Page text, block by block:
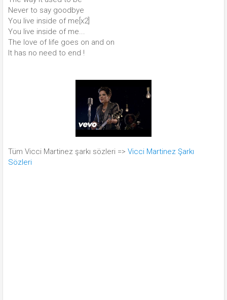
Never to say goodbye
You live inside of me[x2]
You live inside of me...
The love of life goes on and on
It has no need to end !
Tüm Vicci Martinez şarkı sözleri => Vicci Martinez Şarkı
Sözleri